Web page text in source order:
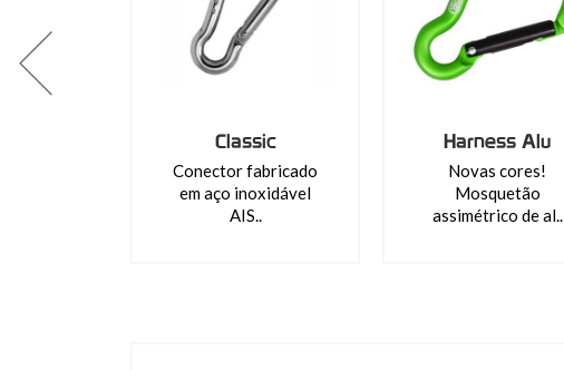
Classic
Conector fabricado
em aço inoxidável
AIS..
Harness Alu
Novas cores!
Mosquetão
assimétrico de al..